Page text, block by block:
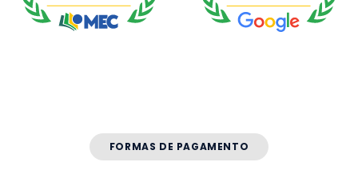
FORMAS DE PAGAMENTO